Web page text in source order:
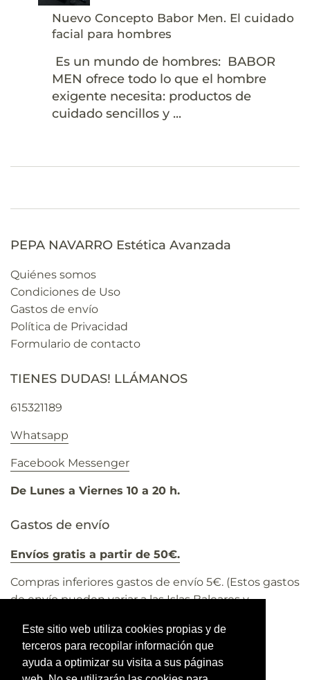
Este sitio web utiliza cookies propias y de
terceros para recopilar información que
ayuda a optimizar su visita a sus páginas
Nuevo Concepto Babor Men. El cuidado
facial para hombres
Es un mundo de hombres: BABOR
MEN ofrece todo lo que el hombre
exigente necesita: productos de
cuidado sencillos y ...
PEPA NAVARRO Estética Avanzada
Quiénes somos
Condiciones de Uso
Gastos de envío
Política de Privacidad
Formulario de contacto
TIENES DUDAS! LLÁMANOS
615321189
Whatsapp
Facebook Messenger
De Lunes a Viernes 10 a 20 h.
Gastos de envío
Envíos gratis a partir de 50€.
Compras inferiores gastos de envío 5€. (Estos gastos
de envío pueden variar a las Islas Baleares y
Todos los precios incluyen el 21% IVA